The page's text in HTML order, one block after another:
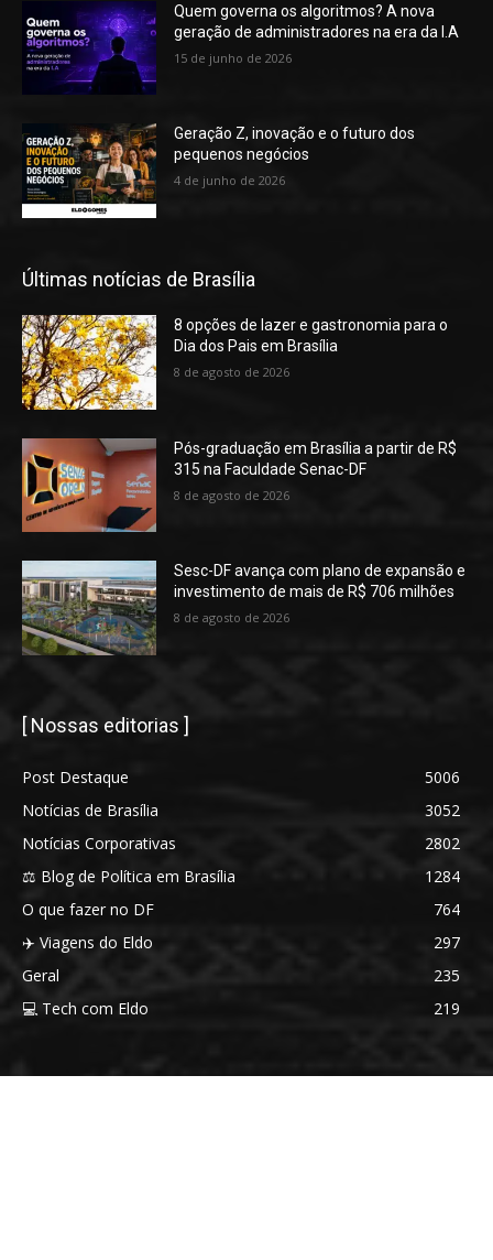
Quem governa os algoritmos? A nova
geração de administradores na era da I.A
15 de junho de 2026
Geração Z, inovação e o futuro dos
pequenos negócios
4 de junho de 2026
Últimas notícias de Brasília
8 opções de lazer e gastronomia para o
Dia dos Pais em Brasília
8 de agosto de 2026
Pós-graduação em Brasília a partir de R$
315 na Faculdade Senac-DF
8 de agosto de 2026
Sesc-DF avança com plano de expansão e
investimento de mais de R$ 706 milhões
8 de agosto de 2026
[ Nossas editorias ]
Post Destaque
5006
Notícias de Brasília
3052
Notícias Corporativas
2802
⚖️ Blog de Política em Brasília
1284
O que fazer no DF
764
✈️ Viagens do Eldo
297
Geral
235
💻 Tech com Eldo
219